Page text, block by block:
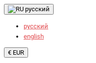
русский
русский
english
€ EUR